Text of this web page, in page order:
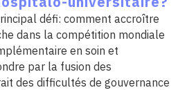
défi: comment accroître
dans la compétition mondiale
en soin et
par la fusion des
des difficultés de gouvernance